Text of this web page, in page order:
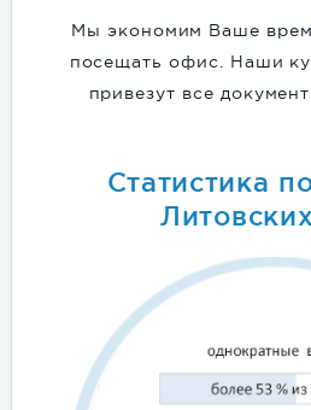
Мы экономим Ваше
посещать офис. Наши
привезут все
Статистика